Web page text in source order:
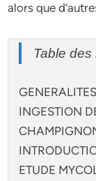
alors que
Table des
INGESTION
ETUDE